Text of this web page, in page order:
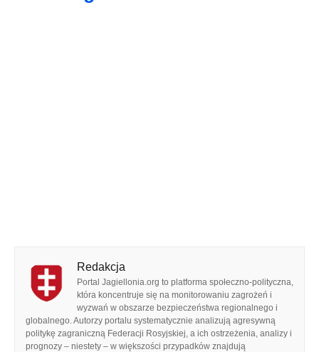
Redakcja
Portal Jagiellonia.org to platforma społeczno-polityczna,
która koncentruje się na monitorowaniu zagrożeń i
wyzwań w obszarze bezpieczeństwa regionalnego i
globalnego. Autorzy portalu systematycznie analizują agresywną
politykę zagraniczną Federacji Rosyjskiej, a ich ostrzeżenia, analizy i
prognozy – niestety – w większości przypadków znajdują